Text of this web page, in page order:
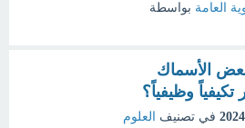
العامة بواسطة
الأسماك
تكيفياً وظيفياً؟
في تصنيف
العلوم